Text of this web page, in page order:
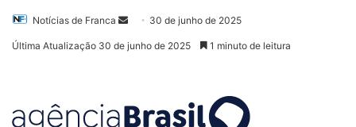
Notícias de Franca
Mande30 de junho de 2025
Última Atualização 30 de junho de 2025 1 minuto de leitura